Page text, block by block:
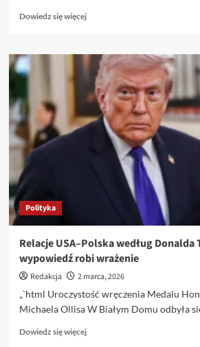
Dowiedz się więcejDowiedz
o
Za
wysokie
tuje
mogą
cię
kosztować
nie
pamiętają
o
wysokości
Polityka
Relacje USA–Polska według Donalda
wypowiedź robi wrażenie
Redakcja
2 marca, 2026
„`html Uroczystość wręczenia Medalu
Michaela Ollisa W Białym Domu odbyła
Dowiedz się więcejDowiedz